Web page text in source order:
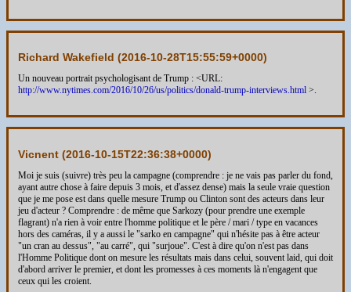
Richard Wakefield (2016-10-28T15:55:59+0000)
Un nouveau portrait psychologisant de Trump : <URL:
http://www.nytimes.com/2016/10/26/us/politics/donald-trump-interviews.html >.
Vicnent (2016-10-15T22:36:38+0000)
Moi je suis (suivre) très peu la campagne (comprendre : je ne vais pas parler du fond,
ayant autre chose à faire depuis 3 mois, et d'assez dense) mais la seule vraie question
que je me pose est dans quelle mesure Trump ou Clinton sont des acteurs dans leur
jeu d'acteur ? Comprendre : de même que Sarkozy (pour prendre une exemple
flagrant) n'a rien à voir entre l'homme politique et le père / mari / type en vacances
hors des caméras, il y a aussi le "sarko en campagne" qui n'hésite pas à être acteur
"un cran au dessus", "au carré", qui "surjoue". C'est à dire qu'on n'est pas dans
l'Homme Politique dont on mesure les résultats mais dans celui, souvent laid, qui doit
d'abord arriver le premier, et dont les promesses à ces moments là n'engagent que
ceux qui les croient.